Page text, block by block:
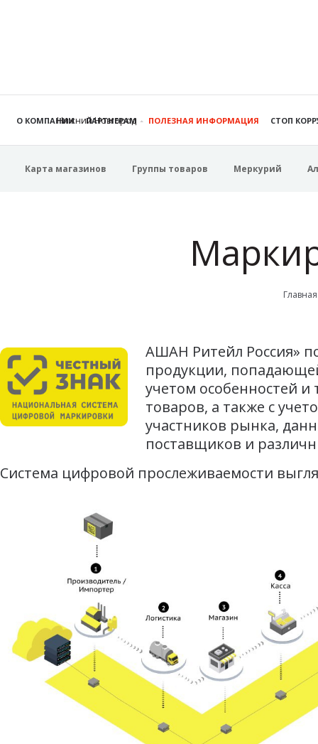
Нижний Новгород
О КОМПАНИИ ПАРТНЕРАМ ПОЛЕЗНАЯ ИНФОРМАЦИЯ СТОП
Карта магазинов Группы товаров Меркурий
Главная
АШАН Ритейл Россия»
продукции,
учетом особенностей
товаров, а также с
участников рынка,
поставщиков и
Система цифровой прослеживаемости